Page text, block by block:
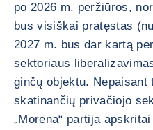
po 2026 m. peržiūros,
bus visiškai pratęstas
2027 m. bus dar kartą
sektoriaus
ginčų objektu.
skatinančių privačiojo
„Morena“ partija